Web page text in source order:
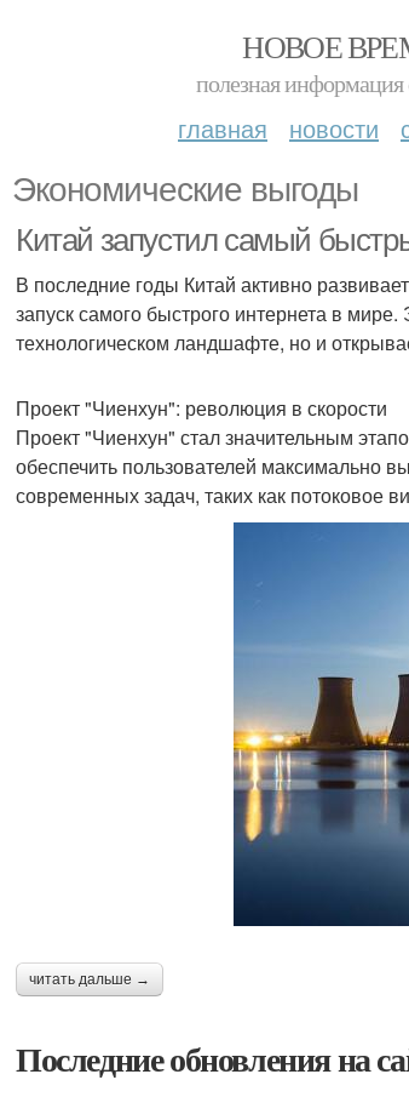
НОВОЕ
полезная информация
главная новости
Экономические выгоды
Китай запустил самый
В последние годы Китай активно
запуск самого быстрого интернета в
технологическом ландшафте, но и
Проект "Чиенхун": революция в скорости
Проект "Чиенхун" стал значительным
обеспечить пользователей максимально
современных задач, таких как потоковое
читать дальше →
Последние обновления на